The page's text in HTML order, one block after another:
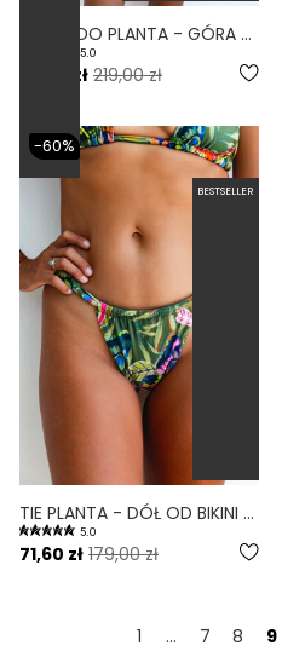
COMODO PLANTA - GÓRA OD BIKINI NA DUŻY BIUST ZABUDOWANA PRINT
5.0
87,60 zł 219,00 zł
BESTSELLER
-60%
TIE PLANTA - DÓŁ OD BIKINI WIĄZANY WYCIĘTY PRINT
5.0
71,60 zł 179,00 zł
1 ... 7 8 9